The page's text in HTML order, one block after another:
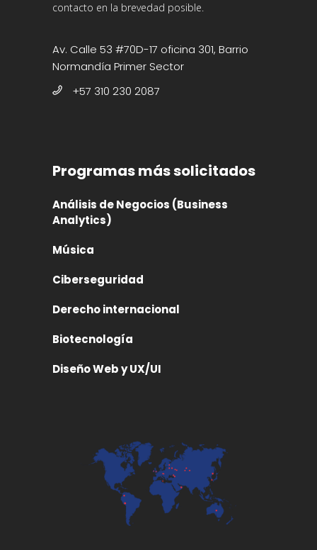
contacto en la brevedad posible.
Av. Calle 53 #70D-17 oficina 301, Barrio
Normandía Primer Sector
+57 310 230 2087
Programas más solicitados
Análisis de Negocios (Business
Analytics)
Música
Ciberseguridad
Derecho internacional
Biotecnología
Diseño Web y UX/UI